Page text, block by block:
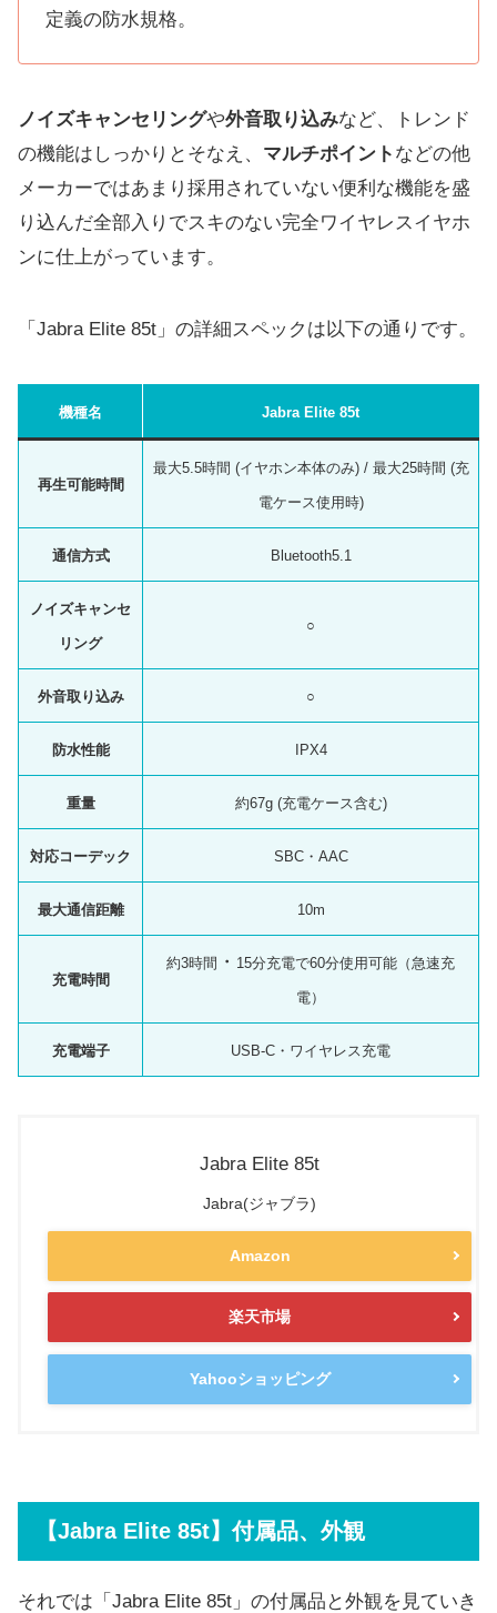
定義の防水規格。
ノイズキャンセリングや外音取り込みなど、トレンド
の機能はしっかりとそなえ、 マルチポイント などの他
メーカーではあまり採用されていない便利な機能を盛
り込んだ全部入りでスキのない完全ワイヤレスイヤホ
ンに仕上がっています。
「Jabra Elite 85t」の詳細スペックは以下の通りです。
機種名 Jabra Elite 85t
再生可能時間
最大5.5時間 (イヤホン本体のみ) / 最大25時間 (充
電ケース使用時)
通信方式 Bluetooth5.1
ノイズキャンセ
リング
○
外音取り込み ○
防水性能 IPX4
重量 約67g (充電ケース含む)
対応コーデック SBC・AAC
最大通信距離 10m
充電時間
約3時間 ・ 15分充電で60分使用可能（急速充
電）
充電端子 USB-C ・ワイヤレス充電
Jabra Elite 85t
Jabra(ジャブラ)
Amazon
楽天市場
Yahooショッピング
【Jabra Elite 85t】付属品、外観
それでは「Jabra Elite 85t」の付属品と外観を見ていき